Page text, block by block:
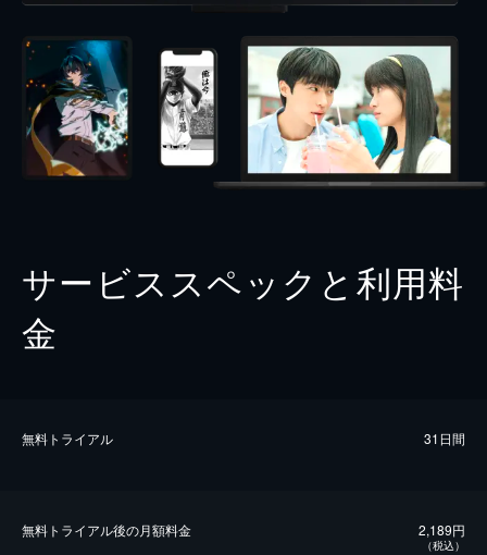
サービススペックと利用料
金
無料トライアル 31日間
無料トライアル後の⽉額料金 2,189円
（税込）